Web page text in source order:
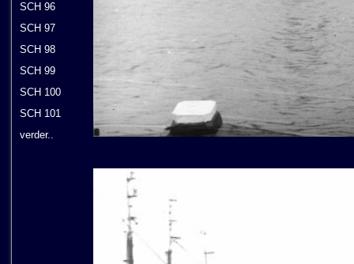
SCH 96
SCH 97
SCH 98
SCH 99
SCH 100
SCH 101
verder..